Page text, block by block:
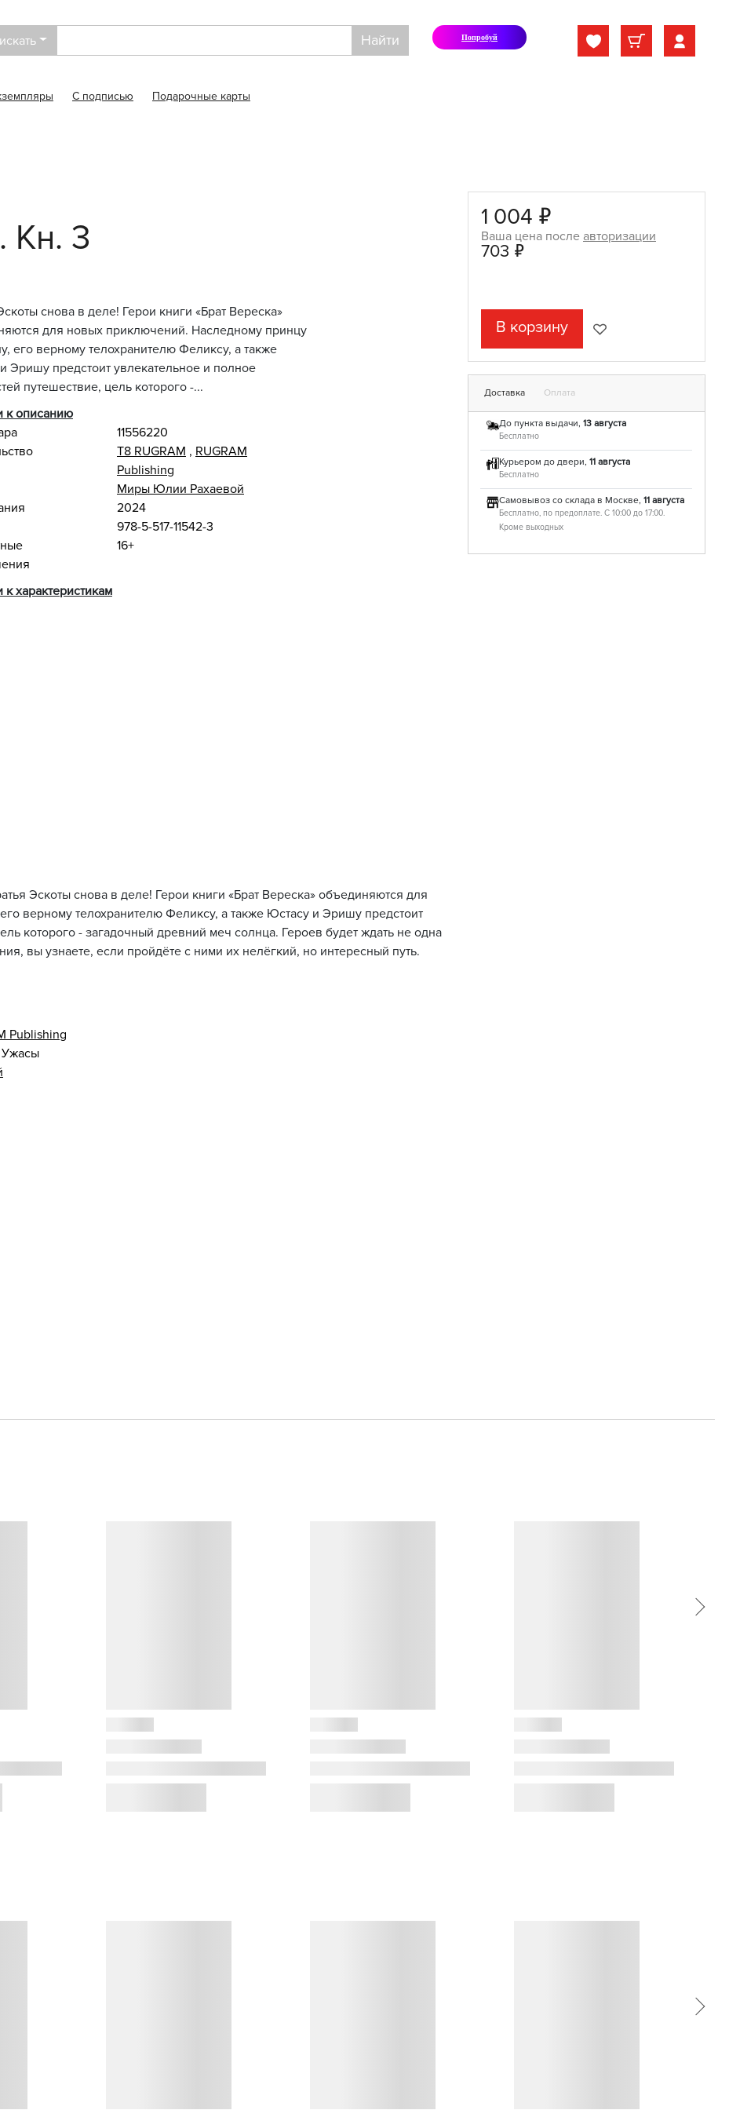
Найти Попробуй
С подписью Подарочные карты
Кн. 3
снова в деле! Герои книги «Брат Вереска»
для новых приключений. Наследному принцу
его верному телохранителю Феликсу, а также
Эришу предстоит увлекательное и полное
путешествие, цель которого -...
к описанию
11556220
Т8 RUGRAM , RUGRAM
Publishing
Миры Юлии Рахаевой
2024
978-5-517-11542-3
16+
к характеристикам
Эскоты снова в деле! Герои книги «Брат Вереска» объединяются для
верному телохранителю Феликсу, а также Юстасу и Эришу предстоит
которого - загадочный древний меч солнца. Героев будет ждать не одна
вы узнаете, если пройдёте с ними их нелёгкий, но интересный путь.
Publishing
Ужасы
1 004 ₽
Ваша цена после авторизации
703 ₽
В корзину
Доставка Оплата
До пункта выдачи, 13 августа
Бесплатно
Курьером до двери, 11 августа
Бесплатно
Самовывоз со склада в Москве, 11 августа
Бесплатно, по предоплате. С 10:00 до 17:00.
Кроме выходных